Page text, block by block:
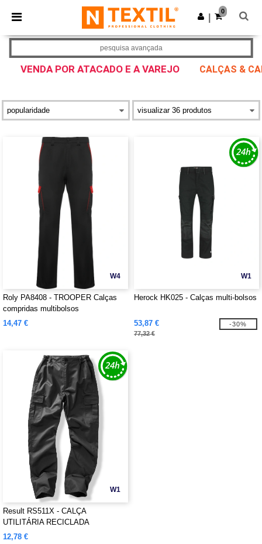
× App Ntextil
Melhores preços na app!
Obter app
0
VENDA POR ATACADO E A VAREJO CALÇAS &
pesquisa avançada
W4
Roly PA8408 - TROOPER Calças
compridas multibolsos
14,47 €
W1
Herock HK025 - Calças multi-bolsos
53,87 €
77,32 €
-30%
W1
Result RS511X - CALÇA
UTILITÁRIA RECICLADA
12,78 €